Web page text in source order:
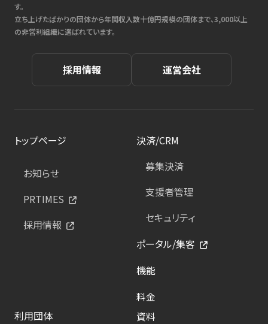
す。
立ち上げたばかりの団体から年間収入数十億円規模の団体まで、3,000以上
の非営利組織に選ばれています。
採用情報 運営会社
トップページ
お知らせ
PRTIMES
採用情報
決済/CRM
募集決済
支援者管理
セキュリティ
ポータル/集客
機能
料金
利用団体
資料